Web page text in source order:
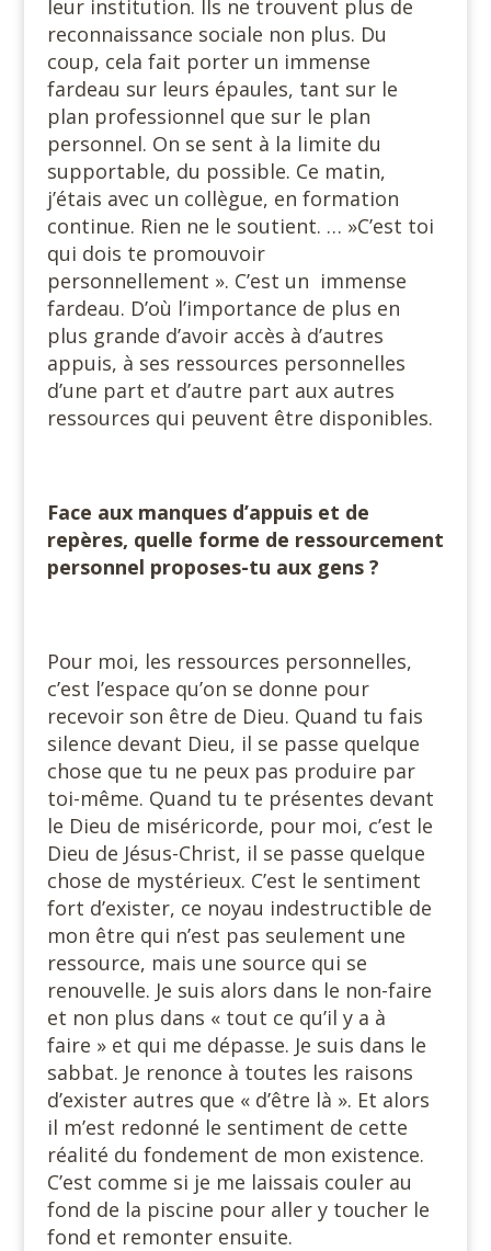
leur institution. Ils ne trouvent plus de
reconnaissance sociale non plus. Du
coup, cela fait porter un immense
fardeau sur leurs épaules, tant sur le
plan professionnel que sur le plan
personnel. On se sent à la limite du
supportable, du possible. Ce matin,
j’étais avec un collègue, en formation
continue. Rien ne le soutient. … »C’est toi
qui dois te promouvoir
personnellement ». C’est un immense
fardeau. D’où l’importance de plus en
plus grande d’avoir accès à d’autres
appuis, à ses ressources personnelles
d’une part et d’autre part aux autres
ressources qui peuvent être disponibles.
Face aux manques d’appuis et de
repères, quelle forme de ressourcement
personnel proposes-tu aux gens ?
Pour moi, les ressources personnelles,
c’est l’espace qu’on se donne pour
recevoir son être de Dieu. Quand tu fais
silence devant Dieu, il se passe quelque
chose que tu ne peux pas produire par
toi-même. Quand tu te présentes devant
le Dieu de miséricorde, pour moi, c’est le
Dieu de Jésus-Christ, il se passe quelque
chose de mystérieux. C’est le sentiment
fort d’exister, ce noyau indestructible de
mon être qui n’est pas seulement une
ressource, mais une source qui se
renouvelle. Je suis alors dans le non-faire
et non plus dans « tout ce qu’il y a à
faire » et qui me dépasse. Je suis dans le
sabbat. Je renonce à toutes les raisons
d’exister autres que « d’être là ». Et alors
il m’est redonné le sentiment de cette
réalité du fondement de mon existence.
C’est comme si je me laissais couler au
fond de la piscine pour aller y toucher le
fond et remonter ensuite.